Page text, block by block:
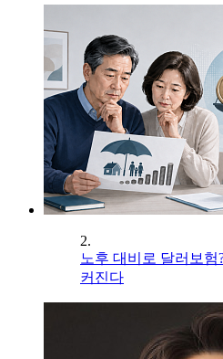
2.
노후 대비로 달러보
커진다